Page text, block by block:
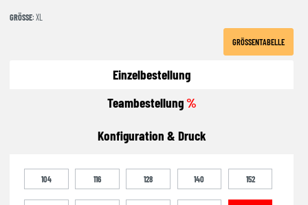
GRÖSSE : XL
GRÖSSENTABELLE
Einzelbestellung
Teambestellung%
Konfiguration & Druck
104 116 128 140 152